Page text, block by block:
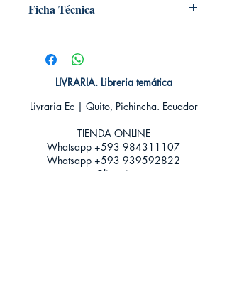
Ficha Técnica
Editorial: DEBOLSILLO
Idioma: Castellano
Encuadernación: Blanda
Categoría: Novela Romántica -
Tamaño: Grande
LIVRARIA. Libreria temática
Livraria Ec | Quito, Pichincha. Ecuador
TIENDA ONLINE​
Whatsapp +593 984311107
Whatsapp +593 939592822
contacto@livraria.com.ec